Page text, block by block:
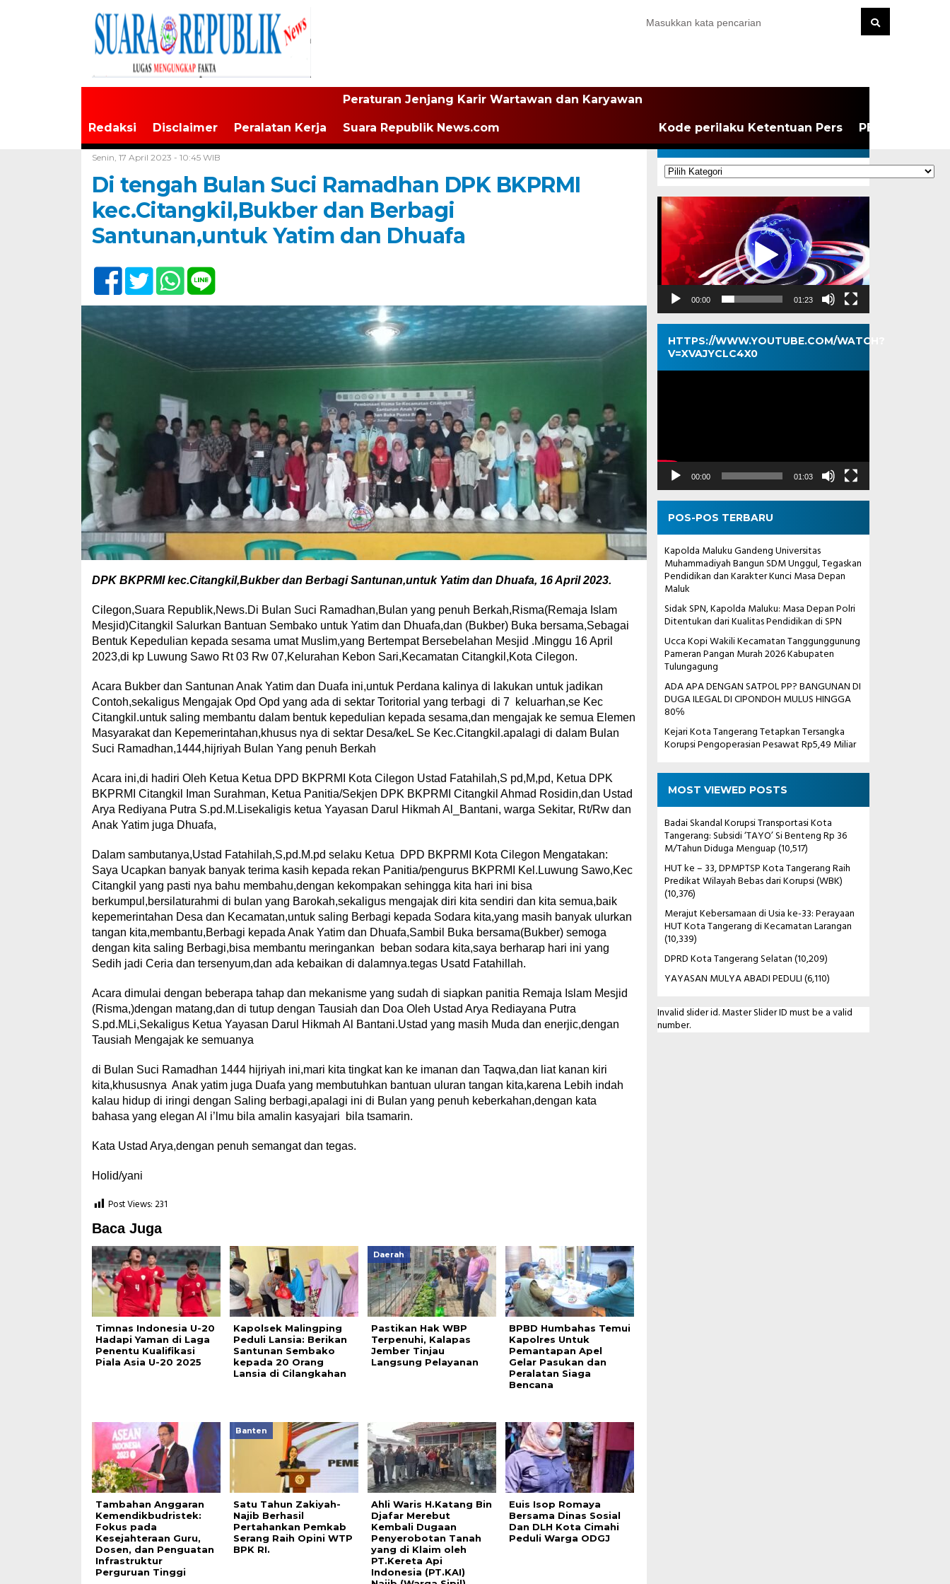
Redaksi Disclaimer Peralatan Kerja
Peraturan Jenjang Karir Wartawan dan Karyawan
Suara Republik News.com Kode perilaku Ketentuan Pers PEDOMAN
Senin, 17 April 2023 - 10:45 WIB
Di tengah Bulan Suci Ramadhan DPK BKPRMI
kec.Citangkil,Bukber dan Berbagi
Santunan,untuk Yatim dan Dhuafa
DPK BKPRMI kec.Citangkil,Bukber dan Berbagi Santunan,untuk Yatim dan Dhuafa, 16 April 2023.
Cilegon,Suara Republik,News.Di Bulan Suci Ramadhan,Bulan yang penuh Berkah,Risma(Remaja Islam
Mesjid)Citangkil Salurkan Bantuan Sembako untuk Yatim dan Dhuafa,dan (Bukber) Buka bersama,Sebagai
Bentuk Kepedulian kepada sesama umat Muslim,yang Bertempat Bersebelahan Mesjid .Minggu 16 April
2023,di kp Luwung Sawo Rt 03 Rw 07,Kelurahan Kebon Sari,Kecamatan Citangkil,Kota Cilegon.
Acara Bukber dan Santunan Anak Yatim dan Duafa ini,untuk Perdana kalinya di lakukan untuk jadikan
Contoh,sekaligus Mengajak Opd Opd yang ada di sektar Toritorial yang terbagi di 7 keluarhan,se Kec
Citangkil.untuk saling membantu dalam bentuk kepedulian kepada sesama,dan mengajak ke semua Elemen
Masyarakat dan Kepemerintahan,khusus nya di sektar Desa/keL Se Kec.Citangkil.apalagi di dalam Bulan
Suci Ramadhan,1444,hijriyah Bulan Yang penuh Berkah
Acara ini,di hadiri Oleh Ketua Ketua DPD BKPRMI Kota Cilegon Ustad Fatahilah,S pd,M,pd, Ketua DPK
BKPRMI Citangkil Iman Surahman, Ketua Panitia/Sekjen DPK BKPRMI Citangkil Ahmad Rosidin,dan Ustad
Arya Rediyana Putra S.pd.M.Lisekaligis ketua Yayasan Darul Hikmah Al_Bantani, warga Sekitar, Rt/Rw dan
Anak Yatim juga Dhuafa,
Dalam sambutanya,Ustad Fatahilah,S,pd.M.pd selaku Ketua DPD BKPRMI Kota Cilegon Mengatakan:
Saya Ucapkan banyak banyak terima kasih kepada rekan Panitia/pengurus BKPRMI Kel.Luwung Sawo,Kec
Citangkil yang pasti nya bahu membahu,dengan kekompakan sehingga kita hari ini bisa
berkumpul,bersilaturahmi di bulan yang Barokah,sekaligus mengajak diri kita sendiri dan kita semua,baik
kepemerintahan Desa dan Kecamatan,untuk saling Berbagi kepada Sodara kita,yang masih banyak ulurkan
tangan kita,membantu,Berbagi kepada Anak Yatim dan Dhuafa,Sambil Buka bersama(Bukber) semoga
dengan kita saling Berbagi,bisa membantu meringankan beban sodara kita,saya berharap hari ini yang
Sedih jadi Ceria dan tersenyum,dan ada kebaikan di dalamnya.tegas Usatd Fatahillah.
Acara dimulai dengan beberapa tahap dan mekanisme yang sudah di siapkan panitia Remaja Islam Mesjid
(Risma,)dengan matang,dan di tutup dengan Tausiah dan Doa Oleh Ustad Arya Rediayana Putra
S.pd.MLi,Sekaligus Ketua Yayasan Darul Hikmah Al Bantani.Ustad yang masih Muda dan enerjic,dengan
Tausiah Mengajak ke semuanya
di Bulan Suci Ramadhan 1444 hijriyah ini,mari kita tingkat kan ke imanan dan Taqwa,dan liat kanan kiri
kita,khususnya Anak yatim juga Duafa yang membutuhkan bantuan uluran tangan kita,karena Lebih indah
kalau hidup di iringi dengan Saling berbagi,apalagi ini di Bulan yang penuh keberkahan,dengan kata
bahasa yang elegan Al i’lmu bila amalin kasyajari bila tsamarin.
Kata Ustad Arya,dengan penuh semangat dan tegas.
Holid/yani
Post Views:231
Baca Juga
Timnas Indonesia U-20
Hadapi Yaman di Laga
Penentu Kualifikasi
Piala Asia U-20 2025
Kapolsek Malingping
Peduli Lansia: Berikan
Santunan Sembako
kepada 20 Orang
Lansia di Cilangkahan
Daerah
Pastikan Hak WBP
Terpenuhi, Kalapas
Jember Tinjau
Langsung Pelayanan
BPBD Humbahas Temui
Kapolres Untuk
Pemantapan Apel
Gelar Pasukan dan
Peralatan Siaga
Bencana
Tambahan Anggaran
Kemendikbudristek:
Fokus pada
Kesejahteraan Guru,
Dosen, dan Penguatan
Infrastruktur
Perguruan Tinggi
Banten
Satu Tahun Zakiyah-
Najib Berhasil
Pertahankan Pemkab
Serang Raih Opini WTP
BPK RI.
Ahli Waris H.Katang Bin
Djafar Merebut
Kembali Dugaan
Penyerobotan Tanah
yang di Klaim oleh
PT.Kereta Api
Indonesia (PT.KAI)
Euis Isop Romaya
Bersama Dinas Sosial
Dan DLH Kota Cimahi
Peduli Warga ODGJ
KATEGORI
Kategori
Pemutar
Video
00:00 01:23
HTTPS://WWW.YOUTUBE.COM/WATCH?
V=XVAJYCLC4X0
Pemutar
00:00 01:03
POS-POS TERBARU
Kapolda Maluku Gandeng Universitas
Muhammadiyah Bangun SDM Unggul, Tegaskan
Pendidikan dan Karakter Kunci Masa Depan
Maluk
Sidak SPN, Kapolda Maluku: Masa Depan Polri
Ditentukan dari Kualitas Pendidikan di SPN
Ucca Kopi Wakili Kecamatan Tanggunggunung
Pameran Pangan Murah 2026 Kabupaten
Tulungagung
ADA APA DENGAN SATPOL PP? BANGUNAN DI
DUGA ILEGAL DI CIPONDOH MULUS HINGGA
80℅
Kejari Kota Tangerang Tetapkan Tersangka
Korupsi Pengoperasian Pesawat Rp5,49 Miliar
MOST VIEWED POSTS
Badai Skandal Korupsi Transportasi Kota
Tangerang: Subsidi ‘TAYO’ Si Benteng Rp 36
M/Tahun Diduga Menguap(10,517)
HUT ke – 33, DPMPTSP Kota Tangerang Raih
Predikat Wilayah Bebas dari Korupsi (WBK)
(10,376)
Merajut Kebersamaan di Usia ke-33: Perayaan
HUT Kota Tangerang di Kecamatan Larangan
(10,339)
DPRD Kota Tangerang Selatan(10,209)
YAYASAN MULYA ABADI PEDULI(6,110)
Invalid slider id. Master Slider ID must be a valid
number.